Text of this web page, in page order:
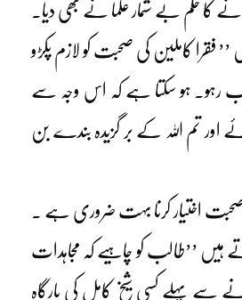
نے کا حکم بے شمار علما نے بھی دیا۔
’’ فقرا کاملین کی صحبت کو لازم پکڑو
رہو۔ ہو سکتا ہے کہ اس وجہ سے
اور تم اللہ کے بر گزیدہ بندے بن
صحبت اختیار کرنا بہت ضروری ہے ۔
ہیں ’’طالب کو چاہیے کہ مجاہدات
سے پہلے کسی شیخِ کامل کی بارگاہ